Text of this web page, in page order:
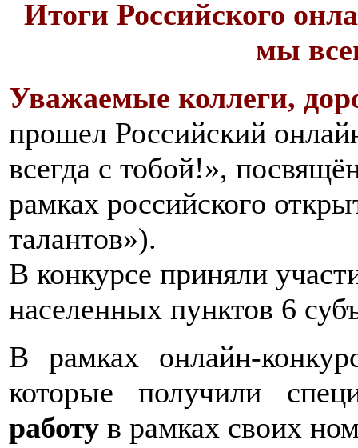
Итоги Российского
мы
Уважаемые коллеги,
прошел Российский
всегда с тобой!»,
рамках российского
талантов»).
В конкурсе приняли
населенных пунктов 6
В рамках онлайн-
которые получили
работу в рамках своих